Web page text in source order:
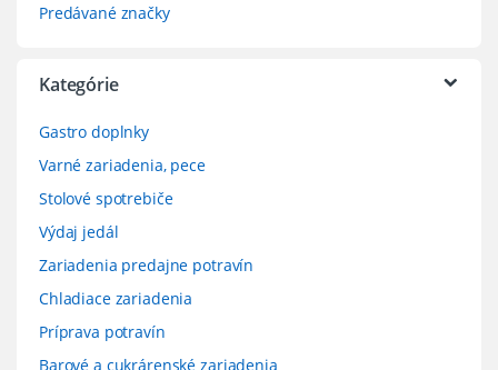
Predávané značky
Kategórie
Gastro doplnky
Varné zariadenia, pece
Stolové spotrebiče
Výdaj jedál
Zariadenia predajne potravín
Chladiace zariadenia
Príprava potravín
Barové a cukrárenské zariadenia